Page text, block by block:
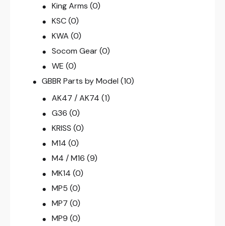
King Arms (0)
KSC (0)
KWA (0)
Socom Gear (0)
WE (0)
GBBR Parts by Model (10)
AK47 / AK74 (1)
G36 (0)
KRISS (0)
M14 (0)
M4 / M16 (9)
MK14 (0)
MP5 (0)
MP7 (0)
MP9 (0)